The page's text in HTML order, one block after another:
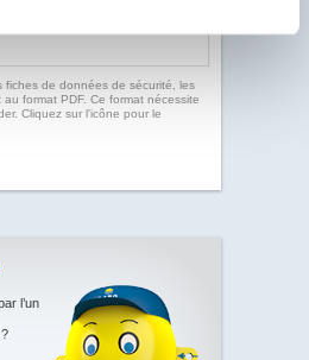
fiches de données de sécurité, les
au format PDF. Ce format nécessite
Cliquez sur l'icône pour le
l’un